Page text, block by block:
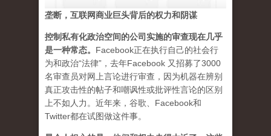
垄断，互联网商业巨头背后的权力和阴谋
控制私有化政治空间的公司实施的审查现在几乎
是一种常态。 Facebook正在执行自己的社会行
为和政治“法律”，去年Facebook 又招募了3000
名审查员对网上言论进行审查，因为机器在辨别
真正攻击性的帖子和嘲讽性或批评性言论的区别
上不如人力。近年来，谷歌、Facebook和
Twitter都在试图做这件事。